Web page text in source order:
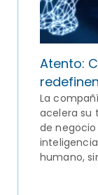
Atento:
La
acelera su
de
humano,